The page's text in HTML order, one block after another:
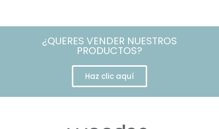
¿QUERES VENDER NUESTROS
PRODUCTOS?
Haz clic aquí